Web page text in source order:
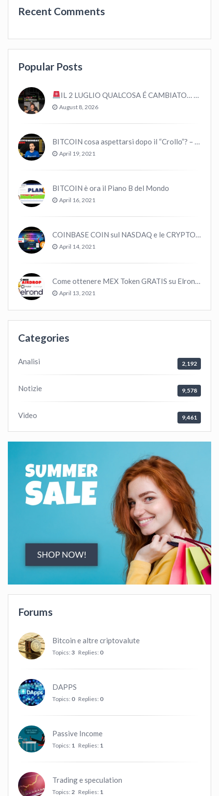
Recent Comments
Popular Posts
IL 2 LUGLIO QUALCOSA É CAMBIATO… #bitcoin #crypto #trading
August 8, 2026
BITCOIN cosa aspettarsi dopo il “Crollo”? – CryptoMonday NEWS w16/’21
April 19, 2021
BITCOIN è ora il Piano B del Mondo
April 16, 2021
COINBASE COIN sul NASDAQ e le CRYPTO volano!
April 14, 2021
Come ottenere MEX Token GRATIS su Elrond ?
April 13, 2021
Categories
Analisi 2,192
Notizie 9,578
Video 9,461
Forums
Bitcoin e altre criptovalute
Topics: 3 Replies: 0
DAPPS
Topics: 0 Replies: 0
Passive Income
Topics: 1 Replies: 1
Trading e speculation
Topics: 2 Replies: 1